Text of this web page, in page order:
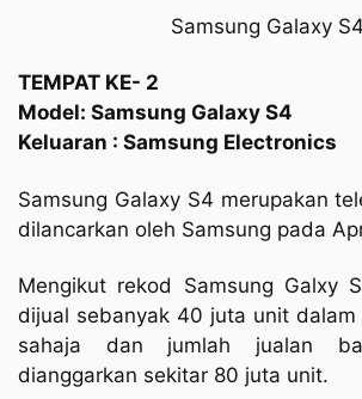
Samsung Galaxy S4
TEMPAT KE- 2
Model: Samsung Galaxy S4
Keluaran : Samsung Electronics
Samsung Galaxy S4 merupakan
dilancarkan oleh Samsung pada
Mengikut rekod Samsung Galxy
dijual sebanyak 40 juta unit
sahaja dan jumlah jualan
dianggarkan sekitar 80 juta unit.